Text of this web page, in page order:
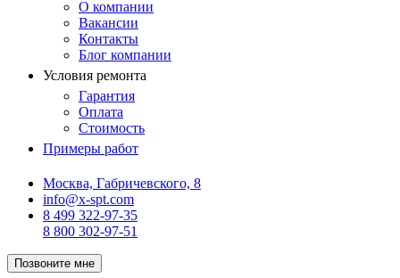
О компании
Вакансии
Контакты
Блог компании
Условия ремонта
Гарантия
Оплата
Стоимость
Примеры работ
Москва, Габричевского, 8
info@x-spt.com
8 499 322-97-35
8 800 302-97-51
Позвоните мне